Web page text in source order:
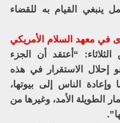
ينبغي القيام به للقضاء
في معهد السلام الأمريكي
“أعتقد أن الجزء
إحلال الاستقرار في هذه
وإعادة الناس إلى بيوتها،
الطويلة الأمد، وغيرها من